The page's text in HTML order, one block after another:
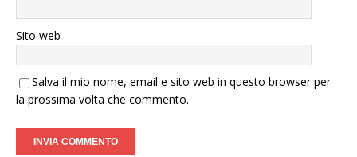
Sito web
Salva il mio nome, email e sito web in questo browser per
la prossima volta che commento.